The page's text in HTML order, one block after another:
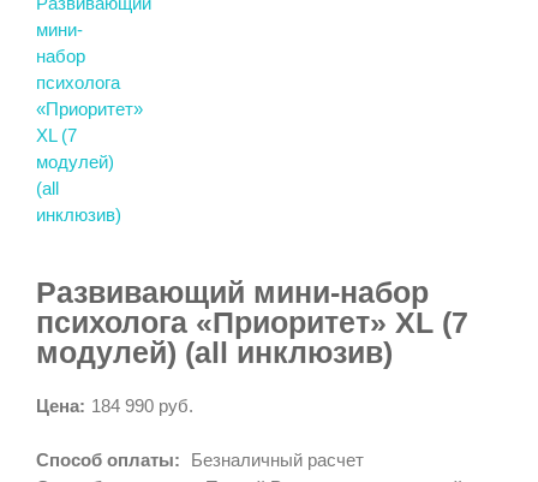
Развивающий мини-набор
психолога «Приоритет» XL (7
модулей) (all инклюзив)
Цена: 184 990 руб.
Способ оплаты:
Безналичный расчет